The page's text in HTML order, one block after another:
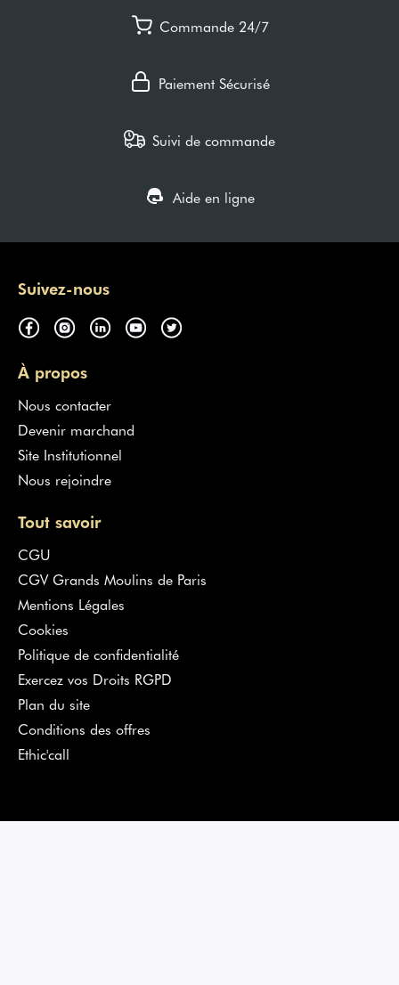
Commande 24/7
Paiement Sécurisé
Suivi de commande
Aide en ligne
Suivez-nous
À propos
Nous contacter
Devenir marchand
Site Institutionnel
Nous rejoindre
Tout savoir
CGU
CGV Grands Moulins de Paris
Mentions Légales
Cookies
Politique de confidentialité
Exercez vos Droits RGPD
Plan du site
Conditions des offres
Ethic'call